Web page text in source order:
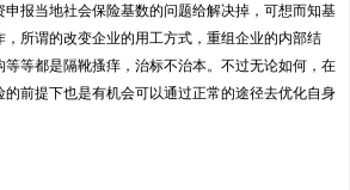
报当地社会保险基数的问题给解决掉，可想而知基
所谓的改变企业的用工方式，重组企业的内部结
等都是隔靴搔痒，治标不治本。不过无论如何，在
前提下也是有机会可以通过正常的途径去优化自身